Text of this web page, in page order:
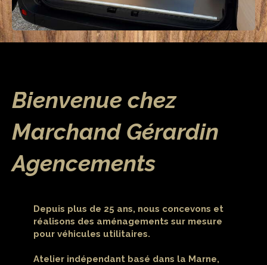
Bienvenue chez
Marchand Gérardin
Agencements
Depuis plus de 25 ans, nous concevons et
réalisons des aménagements sur mesure
pour véhicules utilitaires.
Atelier indépendant basé dans la Marne,